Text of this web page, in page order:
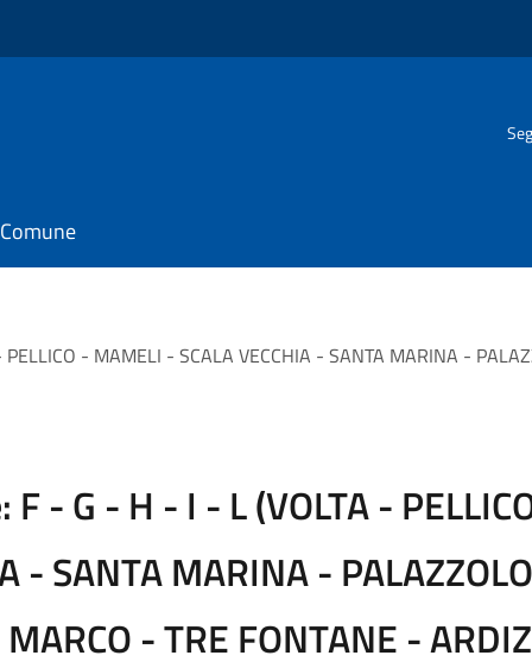
- MAMELI - SCALA VECCHIA - SANTA MARINA -
- G - H - I - L (VOLTA -
- SANTA MARINA -
- TRE FONTANE -